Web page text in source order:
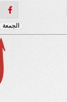
الجمعة